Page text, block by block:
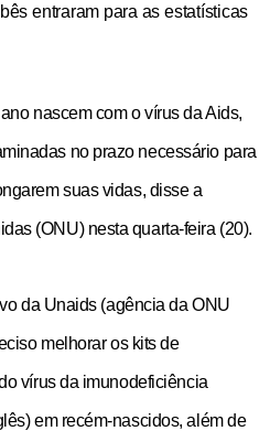
entraram para as estatísticas
nascem com o vírus da Aids,
no prazo necessário para
suas vidas, disse a
(ONU) nesta quarta-feira (20).
da Unaids (agência da ONU
melhorar os kits de
vírus da imunodeficiência
em recém-nascidos, além de